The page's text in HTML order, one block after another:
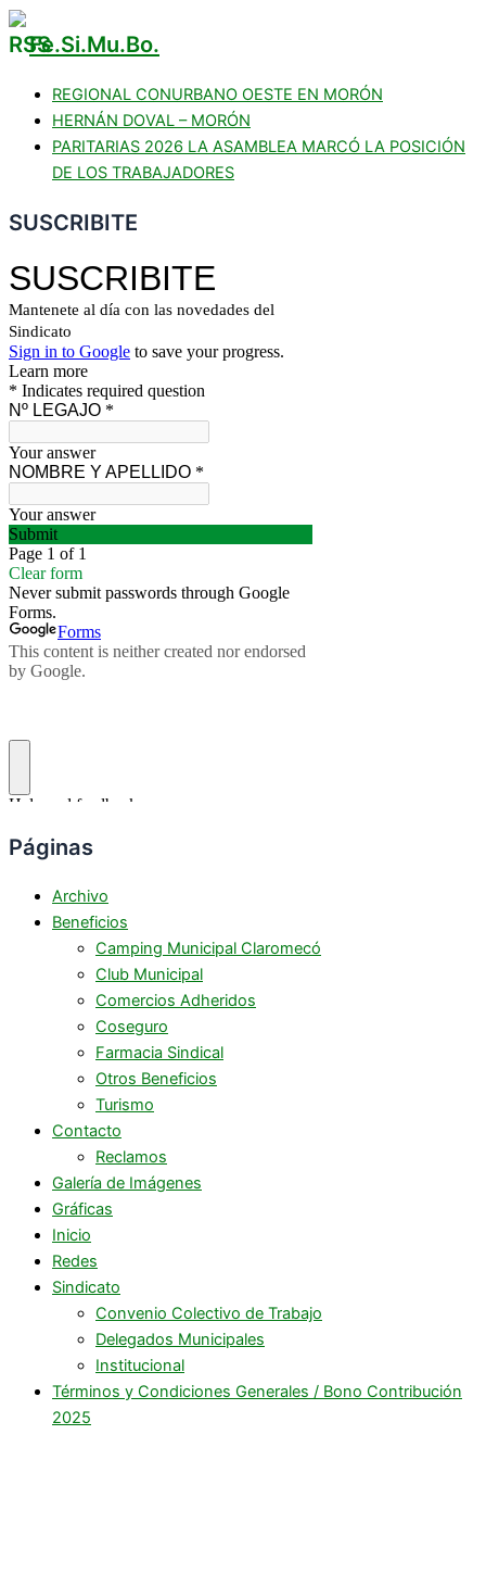
Fe.Si.Mu.Bo.
REGIONAL CONURBANO OESTE EN MORÓN
HERNÁN DOVAL – MORÓN
PARITARIAS 2026 LA ASAMBLEA MARCÓ LA POSICIÓN
DE LOS TRABAJADORES
SUSCRIBITE
Páginas
Archivo
Beneficios
Camping Municipal Claromecó
Club Municipal
Comercios Adheridos
Coseguro
Farmacia Sindical
Otros Beneficios
Turismo
Contacto
Reclamos
Galería de Imágenes
Gráficas
Inicio
Redes
Sindicato
Convenio Colectivo de Trabajo
Delegados Municipales
Institucional
Términos y Condiciones Generales / Bono Contribución
2025